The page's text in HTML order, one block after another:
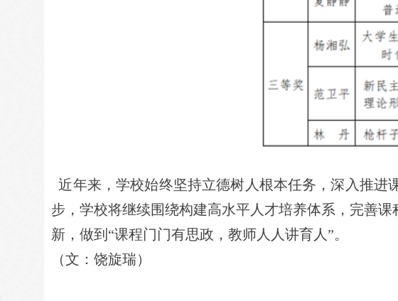
近年来，学校始终坚持立德树人根本任务，深入推
步，学校将继续围绕构建高水平人才培养体系，完善
新，做到 “课程门门有思政，教师人人讲育人 ”。
（文：饶旋瑞）